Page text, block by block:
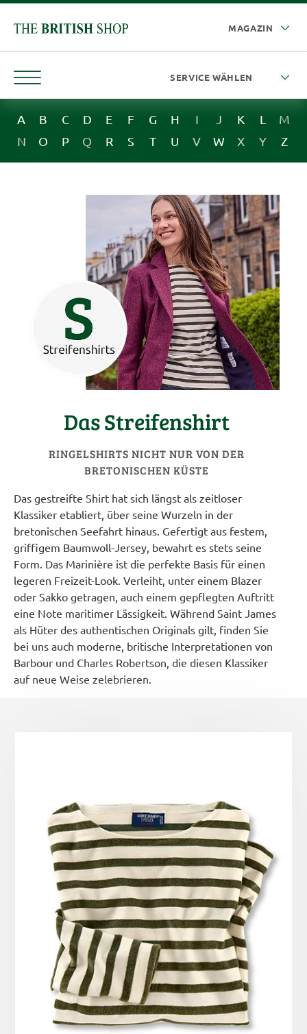
A B C D E F G H I J K L
M
N
O P Q R S T U V W X Y Z
Das Streifenshirt
RINGELSHIRTS NICHT NUR VON DER
BRETONISCHEN KÜSTE
Das gestreifte Shirt hat sich längst als zeitloser
Klassiker etabliert, über seine Wurzeln in der
bretonischen Seefahrt hinaus. Gefertigt aus festem,
griffigem Baumwoll-Jersey, bewahrt es stets seine
Form. Das Marinière ist die perfekte Basis für einen
legeren Freizeit-Look. Verleiht, unter einem Blazer
oder Sakko getragen, auch einem gepflegten Auftritt
eine Note maritimer Lässigkeit. Während Saint James
als Hüter des authentischen Originals gilt, finden Sie
bei uns auch moderne, britische Interpretationen von
Barbour und Charles Robertson, die diesen Klassiker
auf neue Weise zelebrieren.